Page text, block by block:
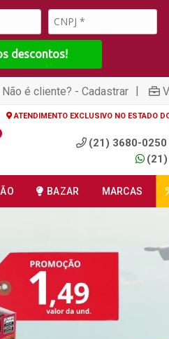
descontos!
Não é cliente? - Cadastrar |
ATENDIMENTO EXCLUSIVO NO ESTADO
(21) 3680-
BAZAR MARCAS